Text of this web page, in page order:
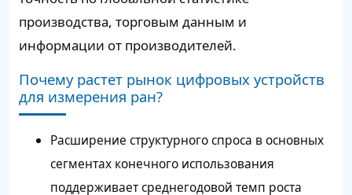
производства, торговым данным и
информации от производителей.
Почему растет рынок цифровых устройств
для измерения ран?
Расширение структурного спроса в основных
сегментах конечного использования
поддерживает среднегодовой темп роста